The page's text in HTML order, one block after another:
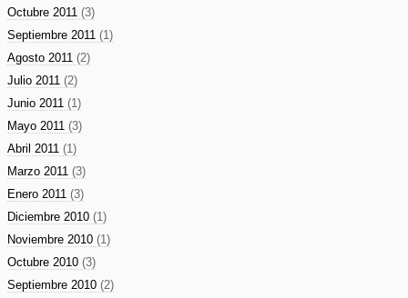
Octubre 2011 (3)
Septiembre 2011 (1)
Agosto 2011 (2)
Julio 2011 (2)
Junio 2011 (1)
Mayo 2011 (3)
Abril 2011 (1)
Marzo 2011 (3)
Enero 2011 (3)
Diciembre 2010 (1)
Noviembre 2010 (1)
Octubre 2010 (3)
Septiembre 2010 (2)